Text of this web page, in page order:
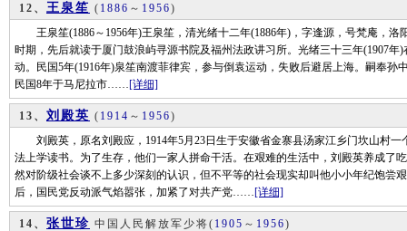
12、 王泉笙 ( 1886 ～ 1956)
王泉笙(1886～1956年)王泉笙，清光绪十二年(1886年)，字逢源，号梵庵，洛
时期，先后就读于厦门鼓浪屿寻源书院及福州法政讲习所。光绪三十三年(1907
动。民国5年(1916年)泉笙南渡菲律宾，参与倒袁运动，失败后避居上海。嗣奉
民国8年于马尼拉市……[详细]
13、 刘殿英 ( 1914 ～ 1956)
刘殿英，原名刘殿应，1914年5月23日生于安徽省金寨县汤家江乡门坎山村一
法上学读书。为了生存，他们一家人拼命干活。在艰难的生活中，刘殿英养成了
然对阶级社会谈不上多少深刻的认识，但不平等的社会现实却叫他小小年纪饱尝
后，国民党反动派气焰嚣张，加紧了对共产党……[详细]
14、 张世珍 中国人民解放军少将( 1905 ～ 1956)